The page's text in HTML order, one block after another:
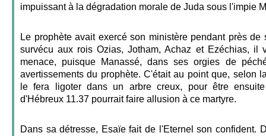
impuissant à la dégradation morale de Juda sous l'impie
Le prophète avait exercé son ministère pendant près de
survécu aux rois Ozias, Jotham, Achaz et Ezéchias, il
menace, puisque Manassé, dans ses orgies de
avertissements du prophète. C'était au point que, selon
le fera ligoter dans un arbre creux, pour être
d'Hébreux 11.37 pourrait faire allusion à ce martyre.
Dans sa détresse, Esaïe fait de l'Eternel son confident.